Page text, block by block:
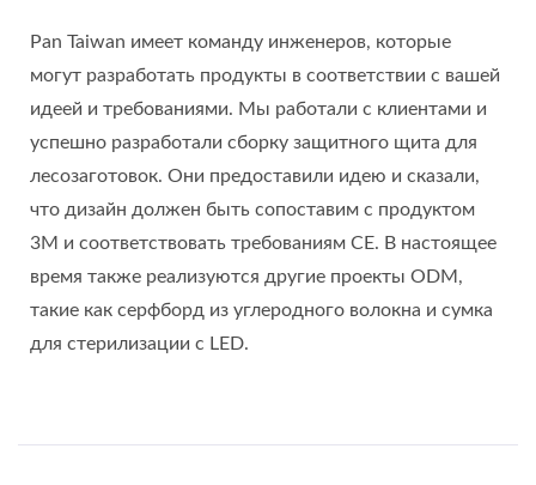
Pan Taiwan имеет команду инженеров, которые
могут разработать продукты в соответствии с вашей
идеей и требованиями. Мы работали с клиентами и
успешно разработали сборку защитного щита для
лесозаготовок. Они предоставили идею и сказали,
что дизайн должен быть сопоставим с продуктом
3M и соответствовать требованиям CE. В настоящее
время также реализуются другие проекты ODM,
такие как серфборд из углеродного волокна и сумка
для стерилизации с LED.